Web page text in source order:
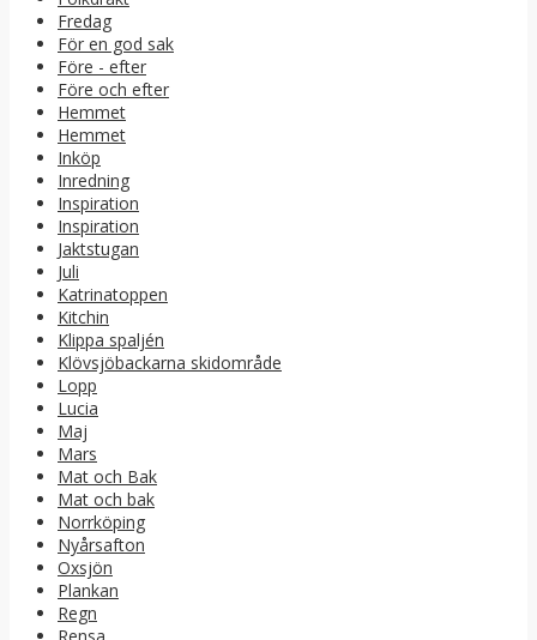
Fredag
För en god sak
Före - efter
Före och efter
Hemmet
Hemmet
Inköp
Inredning
Inspiration
Inspiration
Jaktstugan
Juli
Katrinatoppen
Kitchin
Klippa spaljén
Klövsjöbackarna skidområde
Lopp
Lucia
Maj
Mars
Mat och Bak
Mat och bak
Norrköping
Nyårsafton
Oxsjön
Plankan
Regn